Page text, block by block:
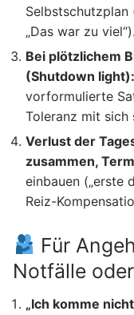
„Das war zu viel“).
Bei plötzlichem
(Shutdown light):
vorformulierte
Toleranz mit sich
Verlust der
zusammen,
einbauen („erste
Reiz-
Für
Notfälle
„Ich komme